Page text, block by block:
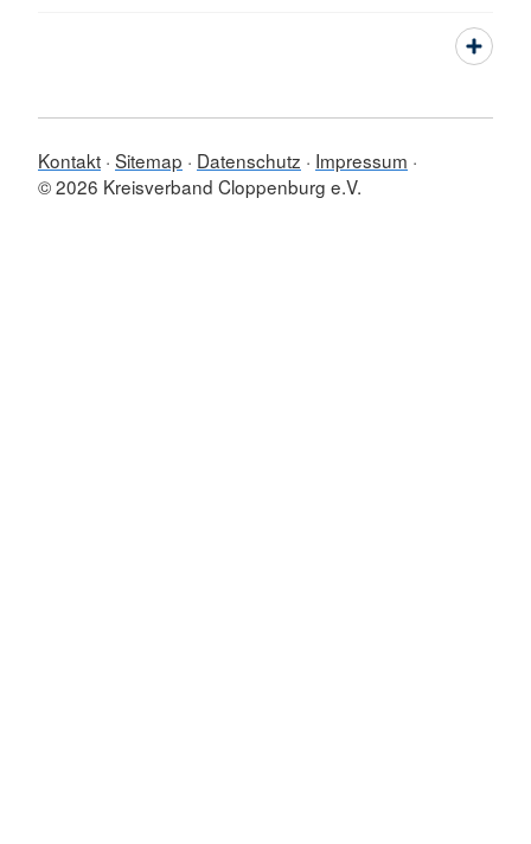
Kontakt Sitemap Datenschutz
Impressum
© 2026 Kreisverband Cloppenburg e.V.